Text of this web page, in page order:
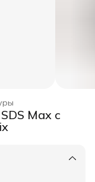
Max c